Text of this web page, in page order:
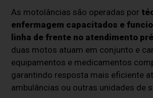
As motolâncias são operadas por
enfermagem capacitados e
linha de frente no atendimento
duas motos atuam em conjunto e
equipamentos e medicamentos
garantindo resposta mais eficiente
ambulâncias ou outras unidades de